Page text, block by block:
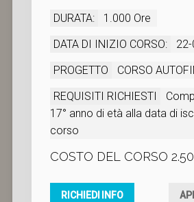
DURATA:
1.000 Ore
DATA DI INIZIO CORSO:
PROGETTO
CORSO
REQUISITI RICHIESTI
17° anno di età alla data di
corso
COSTO DEL CORSO
RICHIEDI INFO